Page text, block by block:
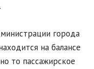
города
на балансе
то пассажирское